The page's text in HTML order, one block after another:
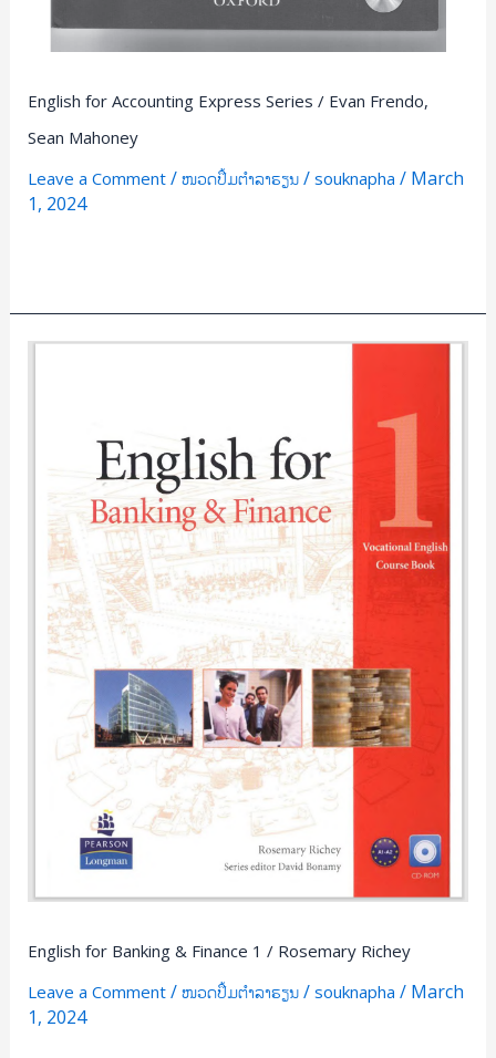
English for Accounting Express Series / Evan Frendo,
Sean Mahoney
Leave a Comment / ໜວດປຶ້ມຕຳລາຮຽນ/ souknapha / March
1, 2024
English for Banking & Finance 1 / Rosemary Richey
Leave a Comment / ໜວດປຶ້ມຕຳລາຮຽນ/ souknapha / March
1, 2024
Finance
Rosemary
Richey